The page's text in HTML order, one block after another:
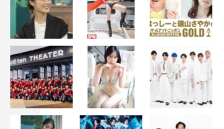
真心ブラザーズ
真心ブラザーズ
「木綿のハンカチーフ」太田裕美（1975年）（詞：松本
隆／曲：筒美京平）